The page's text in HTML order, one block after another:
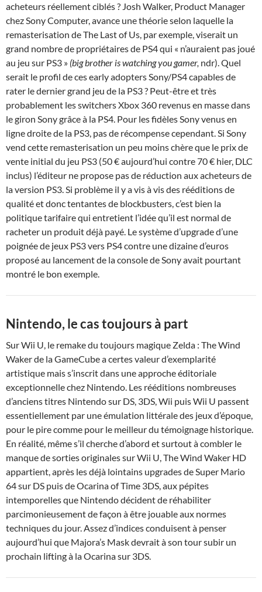
acheteurs réellement ciblés ? Josh Walker, Product Manager
chez Sony Computer, avance une théorie selon laquelle la
remasterisation de The Last of Us, par exemple, viserait un
grand nombre de propriétaires de PS4 qui « n’auraient pas joué
au jeu sur PS3 » (big brother is watching you gamer, ndr). Quel
serait le profil de ces early adopters Sony/PS4 capables de
rater le dernier grand jeu de la PS3 ? Peut-être et très
probablement les switchers Xbox 360 revenus en masse dans
le giron Sony grâce à la PS4. Pour les fidèles Sony venus en
ligne droite de la PS3, pas de récompense cependant. Si Sony
vend cette remasterisation un peu moins chère que le prix de
vente initial du jeu PS3 (50 € aujourd’hui contre 70 € hier, DLC
inclus) l’éditeur ne propose pas de réduction aux acheteurs de
la version PS3. Si problème il y a vis à vis des rééditions de
qualité et donc tentantes de blockbusters, c’est bien la
politique tarifaire qui entretient l’idée qu’il est normal de
racheter un produit déjà payé. Le système d’upgrade d’une
poignée de jeux PS3 vers PS4 contre une dizaine d’euros
proposé au lancement de la console de Sony avait pourtant
montré le bon exemple.
Nintendo, le cas toujours à part
Sur Wii U, le remake du toujours magique Zelda : The Wind
Waker de la GameCube a certes valeur d’exemplarité
artistique mais s’inscrit dans une approche éditoriale
exceptionnelle chez Nintendo. Les rééditions nombreuses
d’anciens titres Nintendo sur DS, 3DS, Wii puis Wii U passent
essentiellement par une émulation littérale des jeux d’époque,
pour le pire comme pour le meilleur du témoignage historique.
En réalité, même s’il cherche d’abord et surtout à combler le
manque de sorties originales sur Wii U, The Wind Waker HD
appartient, après les déjà lointains upgrades de Super Mario
64 sur DS puis de Ocarina of Time 3DS, aux pépites
intemporelles que Nintendo décident de réhabiliter
parcimonieusement de façon à être jouable aux normes
techniques du jour. Assez d’indices conduisent à penser
aujourd’hui que Majora’s Mask devrait à son tour subir un
prochain lifting à la Ocarina sur 3DS.